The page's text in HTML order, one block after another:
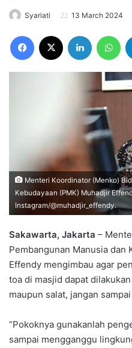
Syariati 13 March 2024
Facebook LinkedIn
Menteri Koordinator (Menko)
Kebudayaan (PMK) Muhadjir
Instagram/@muhadjir_effendy.
Sakawarta, Jakarta –
Pembangunan Manusia dan
Effendy mengimbau agar
toa di masjid dapat
maupun salat, jangan
“Pokoknya gunakanlah
sampai mengganggu